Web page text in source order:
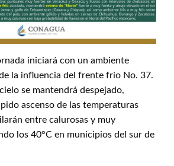
iniciará con un ambiente
la influencia del frente frío No. 37.
se mantendrá despejado,
ascenso de las temperaturas
entre calurosas y muy
los 40°C en municipios del sur de